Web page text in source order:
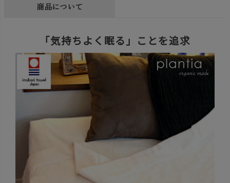
商品について
「気持ちよく眠る」ことを追求